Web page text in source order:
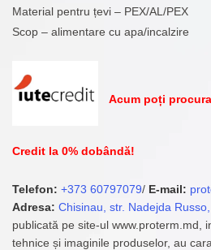
Material pentru țevi – PEX/AL/PEX
Scop – alimentare cu apa/incalzire
Acum poți
Credit la 0% dobândă!
Telefon: +373 60797079/ E-mail:
Adresa: Chisinau, str. Nadejda
publicată pe site-ul www.proterm.md,
tehnice și imaginile produselor, au